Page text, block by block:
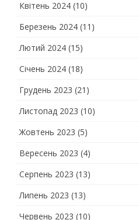
Квітень 2024 (10)
Березень 2024 (11)
Лютий 2024 (15)
Січень 2024 (18)
Грудень 2023 (21)
Листопад 2023 (10)
Жовтень 2023 (5)
Вересень 2023 (4)
Серпень 2023 (13)
Липень 2023 (13)
Червень 2023 (10)